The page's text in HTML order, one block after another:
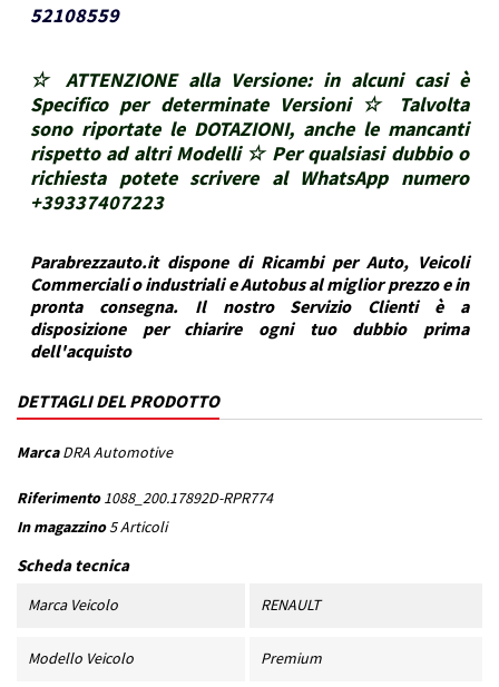
52108559
☆ ATTENZIONE alla Versione: in alcuni casi è
Specifico per determinate Versioni ☆ Talvolta
sono riportate le DOTAZIONI, anche le mancanti
rispetto ad altri Modelli ☆ Per qualsiasi dubbio o
richiesta potete scrivere al WhatsApp numero
+39337407223
Parabrezzauto.it dispone di Ricambi per Auto, Veicoli
Commerciali o industriali e Autobus al miglior prezzo e in
pronta consegna. Il nostro Servizio Clienti è a
disposizione per chiarire ogni tuo dubbio prima
dell'acquisto
DETTAGLI DEL PRODOTTO
Marca DRA Automotive
Riferimento 1088_200.17892D-RPR774
In magazzino5 Articoli
Scheda tecnica
Marca Veicolo RENAULT
Modello Veicolo Premium